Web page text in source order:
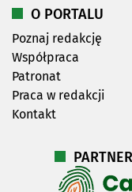
O PORTALU
Poznaj redakcję
Współpraca
Patronat
Praca w redakcji
Kontakt